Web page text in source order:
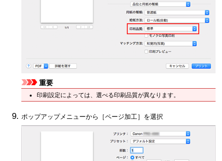
重要
印刷設定によっては、選べる印刷品質が異なります。
ポップアップメニューから ［ページ加工］ を選択